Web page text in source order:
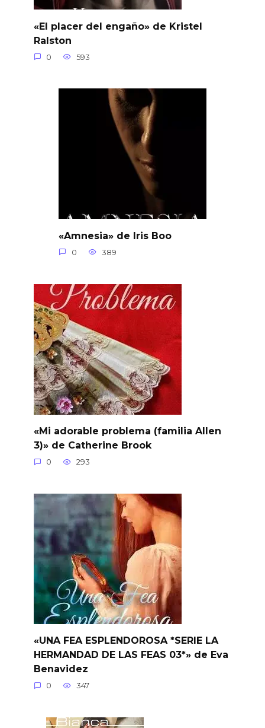
«El placer del engaño» de Kristel
Ralston
0 593
«Amnesia» de Iris Boo
0 389
«Mi adorable problema (familia Allen
3)» de Catherine Brook
0 293
«UNA FEA ESPLENDOROSA *SERIE LA
HERMANDAD DE LAS FEAS 03*» de Eva
Benavidez
0 347